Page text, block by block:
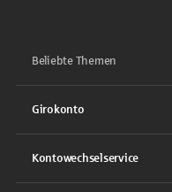
Beliebte Themen
Girokonto
Kontowechselservice